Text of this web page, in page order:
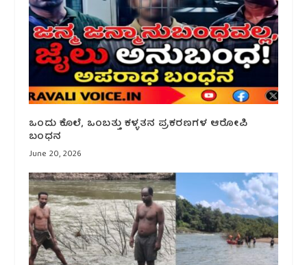
ಒಂದು ಕೊಲೆ, ಒಂಬತ್ತು ಕಳ್ಳತನ ಪ್ರಕರಣಗಳ ಆರೋಪಿ
ಬಂಧನ
June 20, 2026